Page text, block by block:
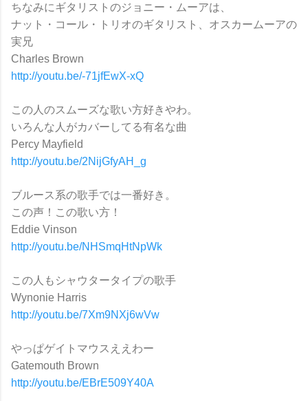
ちなみにギタリストのジョニー・ムーアは、
ナット・コール・トリオのギタリスト、オスカームーアの
実兄
Charles Brown
http://youtu.be/-71jfEwX-xQ
この人のスムーズな歌い方好きやわ。
いろんな人がカバーしてる有名な曲
Percy Mayfield
http://youtu.be/2NijGfyAH_g
ブルース系の歌手では一番好き。
この声！この歌い方！
Eddie Vinson
http://youtu.be/NHSmqHtNpWk
この人もシャウタータイプの歌手
Wynonie Harris
http://youtu.be/7Xm9NXj6wVw
やっぱゲイトマウスええわー
Gatemouth Brown
http://youtu.be/EBrE509Y40A